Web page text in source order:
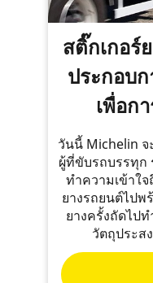
สติ๊กเกอร์
ประกอบ
เพื่อก
วันนี้ Michelin
ผู้ที่ขับรถบรรทุก
ทำความเข้าใ
ยางรถยนต์ไปพ
ยางครั้งถัดไป
วัตถุประส